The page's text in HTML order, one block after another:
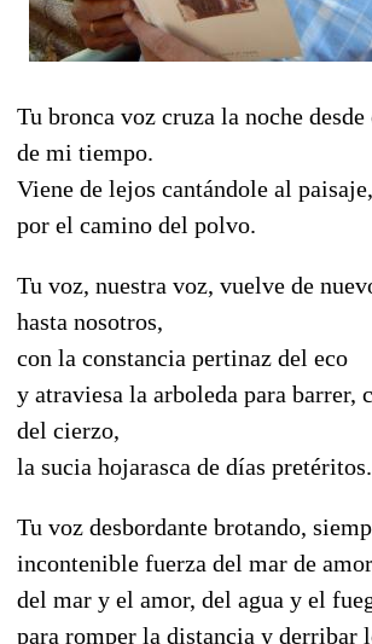
Tu bronca voz cruza la noche
de mi tiempo.
Viene de lejos cantándole al
por el camino del polvo.
Tu voz, nuestra voz, vuelve de
hasta nosotros,
con la constancia pertinaz del eco
y atraviesa la arboleda para barrer,
del cierzo,
la sucia hojarasca de días pretéritos.
Tu voz desbordante brotando,
incontenible fuerza del mar de
del mar y el amor, del agua y el
para romper la distancia y derribar